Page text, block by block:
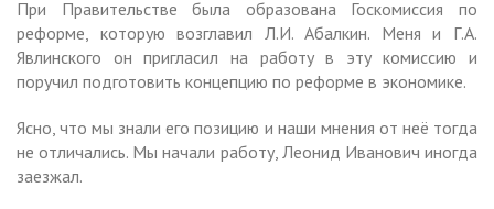
При Правительстве была образована Госкомиссия по
реформе, которую возглавил Л.И. Абалкин. Меня и Г.А.
Явлинского он пригласил на работу в эту комиссию и
поручил подготовить концепцию по реформе в экономике.
Ясно, что мы знали его позицию и наши мнения от неё тогда
не отличались. Мы начали работу, Леонид Иванович иногда
заезжал.